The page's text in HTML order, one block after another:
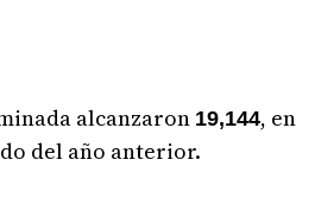
alcanzaron 19,144, en
del año anterior.